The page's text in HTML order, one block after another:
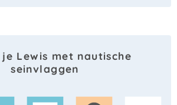
Lewis met nautische
seinvlaggen